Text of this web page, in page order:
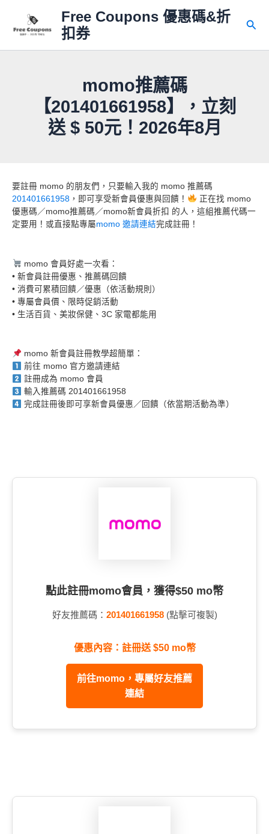
Free Coupons 優惠碼&折
扣券
搜
momo推薦碼
【201401661958】，立刻
送 $ 50元！2026年8月
要註冊 momo 的朋友們，只要輸入我的 momo 推薦碼
201401661958 ，即可享受新會員優惠與回饋！
正在找 momo
優惠碼／momo推薦碼／momo新會員折扣 的人，這組推薦代碼一
定要用！或直接點專屬momo 邀請連結完成註冊！
momo 會員好處一次看：
• 新會員註冊優惠、推薦碼回饋
• 消費可累積回饋／優惠（依活動規則）
• 專屬會員價、限時促銷活動
• 生活百貨、美妝保健、3C 家電都能用
momo 新會員註冊教學超簡單：
前往 momo 官方邀請連結
註冊成為 momo 會員
輸入推薦碼 201401661958
完成註冊後即可享新會員優惠／回饋（依當期活動為準）
點此註冊momo會員，獲得$50 mo幣
好友推薦碼： 201401661958(點擊可複製)
優惠內容：註冊送 $50 mo幣
前往momo，專屬好友推薦
連結